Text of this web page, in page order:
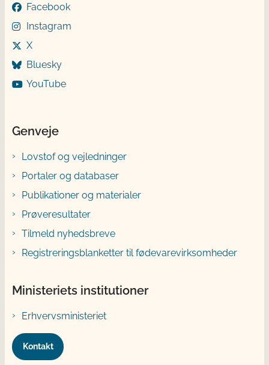
Facebook
Instagram
X
Bluesky
YouTube
Genveje
Lovstof og vejledninger
Portaler og databaser
Publikationer og materialer
Prøveresultater
Tilmeld nyhedsbreve
Registreringsblanketter til fødevarevirksomheder
Ministeriets institutioner
Erhvervsministeriet
Kontakt